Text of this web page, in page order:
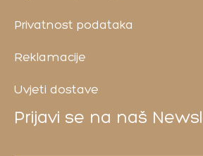
Privatnost podataka
Reklamacije
Uvjeti dostave
Prijavi se na naš